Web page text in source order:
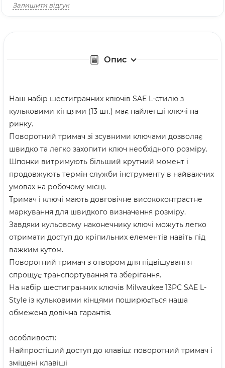
Залишити відгук
Опис
Наш набір шестигранних ключів SAE L-стилю з
кульковими кінцями (13 шт.) має найлегші ключі на
ринку.
Поворотний тримач зі зсувними ключами дозволяє
швидко та легко захопити ключ необхідного розміру.
Шпонки витримують більший крутний момент і
продовжують термін служби інструменту в найважчих
умовах на робочому місці.
Тримач і ключі мають довговічне висококонтрастне
маркування для швидкого визначення розміру.
Завдяки кульовому наконечнику ключі можуть легко
отримати доступ до кріпильних елементів навіть під
важким кутом.
Поворотний тримач з отвором для підвішування
спрощує транспортування та зберігання.
На набір шестигранних ключів Milwaukee 13PC SAE L-
Style із кульковими кінцями поширюється наша
обмежена довічна гарантія.
особливості:
Найпростіший доступ до клавіш: поворотний тримач і
зміщені клавіші